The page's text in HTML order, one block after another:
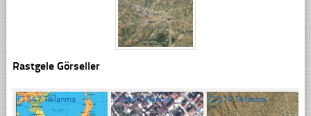
Rastgele Görseller
☐547 Tıklanma ☐336 Tıklanma ☐274 Tıklanma